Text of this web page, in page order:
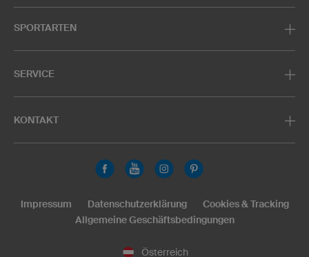
SPORTARTEN
SERVICE
KONTAKT
Österreich
Impressum Datenschutzerklärung
Cookies & Tracking
Allgemeine Geschäftsbedingungen